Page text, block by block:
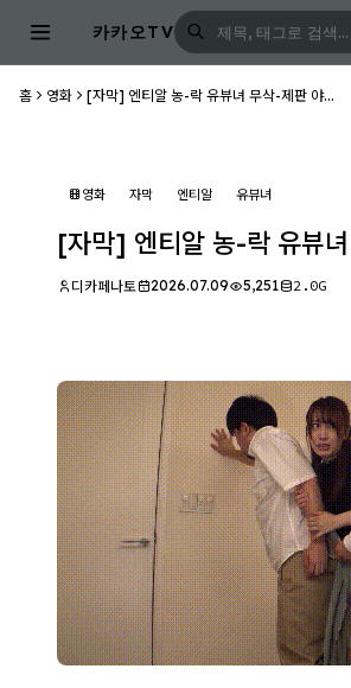
카카오TV
홈 영화 [자막] 엔티알 농-락 유뷰녀 무삭-제판 야...
영화 자막 엔티알 유뷰녀
[자막] 엔티알 농-락 유뷰
디카페나토 2026.07.09 5,251 2.0G